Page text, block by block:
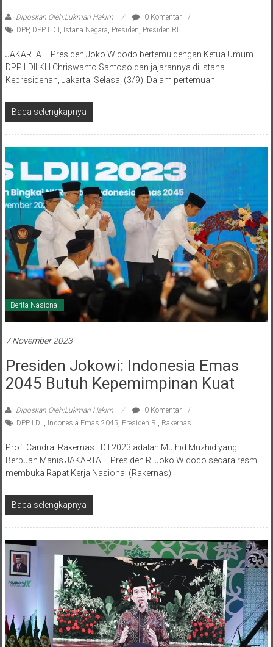
Diposkan Oleh:Lukman Hakim
0 Komentar
DPP, DPP LDII, Istana Negara, Presiden, Presiden RI
JAKARTA – Presiden Joko Widodo bertemu dengan Ketua Umum
DPP LDII KH Chriswanto Santoso dan jajarannya di Istana
Kepresidenan, Jakarta, Selasa, (3/9). Dalam pertemuan
Baca selengkapnya
Berita Nasional
7 November 2023
Presiden Jokowi: Indonesia Emas
2045 Butuh Kepemimpinan Kuat
Diposkan Oleh:Lukman Hakim
0 Komentar
DPP LDII Indonesia Emas 2045 Presiden RI Rakernas
Prof. Candra: Rakernas LDII 2023 adalah Mujhid Muzhid yang
Berbuah Manis JAKARTA – Presiden RI Joko Widodo secara resmi
membuka Rapat Kerja Nasional (Rakernas)
Baca selengkapnya